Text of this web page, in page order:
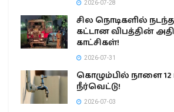
2026-07-28
சில நொடிகளில்
கட்டான விபத்தின்
காட்சிகள்!
2026-07-31
கொழும்பில் நாளை
நீர்வெட்டு!
2026-07-03